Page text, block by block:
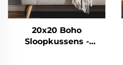
20x20 Boho
Sloopkussens -